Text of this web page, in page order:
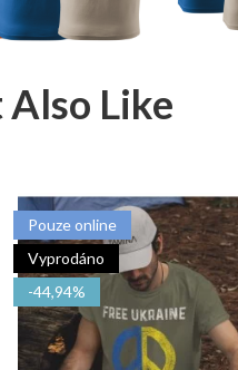
Like
Pouze online
Vyprodáno
-44,94%